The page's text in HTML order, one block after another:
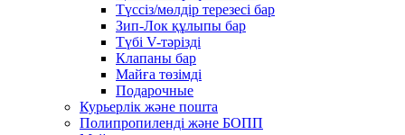
Түссіз/мөлдір терезесі бар
Зип-Лок құлыпы бар
Түбі V-тәрізді
Клапаны бар
Майға төзімді
Подарочные
Курьерлік және пошта
Полипропиленді және БОПП